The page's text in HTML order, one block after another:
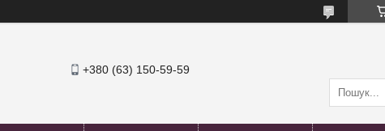
+380 (63) 150-59-59